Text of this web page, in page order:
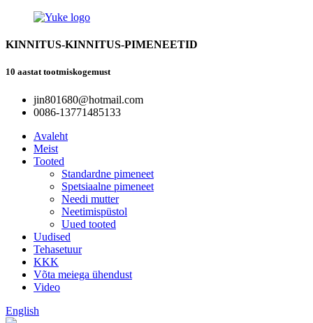
KINNITUS-KINNITUS-PIMENEETID
10 aastat tootmiskogemust
jin801680@hotmail.com
0086-13771485133
Avaleht
Meist
Tooted
Standardne pimeneet
Spetsiaalne pimeneet
Needi mutter
Neetimispüstol
Uued tooted
Uudised
Tehasetuur
KKK
Võta meiega ühendust
Video
English